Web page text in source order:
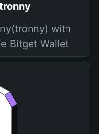
with
Bitget Wallet